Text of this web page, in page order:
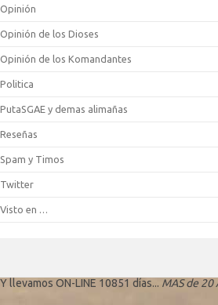
Opinión
Opinión de los Dioses
Opinión de los Komandantes
Politica
PutaSGAE y demas alimañas
Reseñas
Spam y Timos
Twitter
Visto en …
Y llevamos ON-LINE 10851 días... MAS de 20